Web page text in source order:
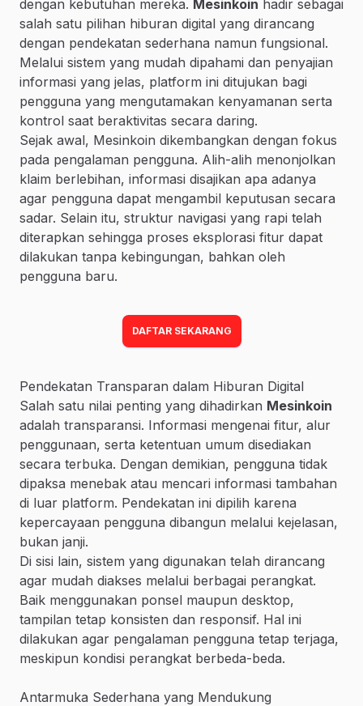
dengan kebutuhan mereka. Mesinkoin hadir sebagai
salah satu pilihan hiburan digital yang dirancang
dengan pendekatan sederhana namun fungsional.
Melalui sistem yang mudah dipahami dan penyajian
informasi yang jelas, platform ini ditujukan bagi
pengguna yang mengutamakan kenyamanan serta
kontrol saat beraktivitas secara daring.
Sejak awal, Mesinkoin dikembangkan dengan fokus
pada pengalaman pengguna. Alih-alih menonjolkan
klaim berlebihan, informasi disajikan apa adanya
agar pengguna dapat mengambil keputusan secara
sadar. Selain itu, struktur navigasi yang rapi telah
diterapkan sehingga proses eksplorasi fitur dapat
dilakukan tanpa kebingungan, bahkan oleh
pengguna baru.
DAFTAR SEKARANG
Pendekatan Transparan dalam Hiburan Digital
Salah satu nilai penting yang dihadirkan Mesinkoin
adalah transparansi. Informasi mengenai fitur, alur
penggunaan, serta ketentuan umum disediakan
secara terbuka. Dengan demikian, pengguna tidak
dipaksa menebak atau mencari informasi tambahan
di luar platform. Pendekatan ini dipilih karena
kepercayaan pengguna dibangun melalui kejelasan,
bukan janji.
Di sisi lain, sistem yang digunakan telah dirancang
agar mudah diakses melalui berbagai perangkat.
Baik menggunakan ponsel maupun desktop,
tampilan tetap konsisten dan responsif. Hal ini
dilakukan agar pengalaman pengguna tetap terjaga,
meskipun kondisi perangkat berbeda-beda.
Antarmuka Sederhana yang Mendukung